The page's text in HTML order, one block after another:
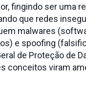
fingindo ser uma
que redes
malwares
e spoofing
de Proteção de
conceitos viram